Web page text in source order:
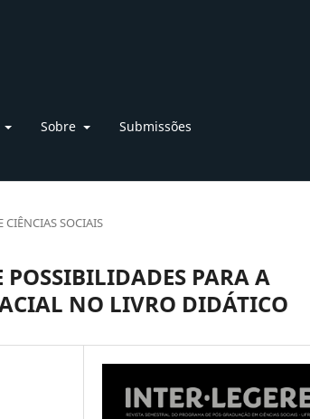
Sobre Submissões
CIÊNCIAS SOCIAIS
PARA A
NO LIVRO DIDÁTICO